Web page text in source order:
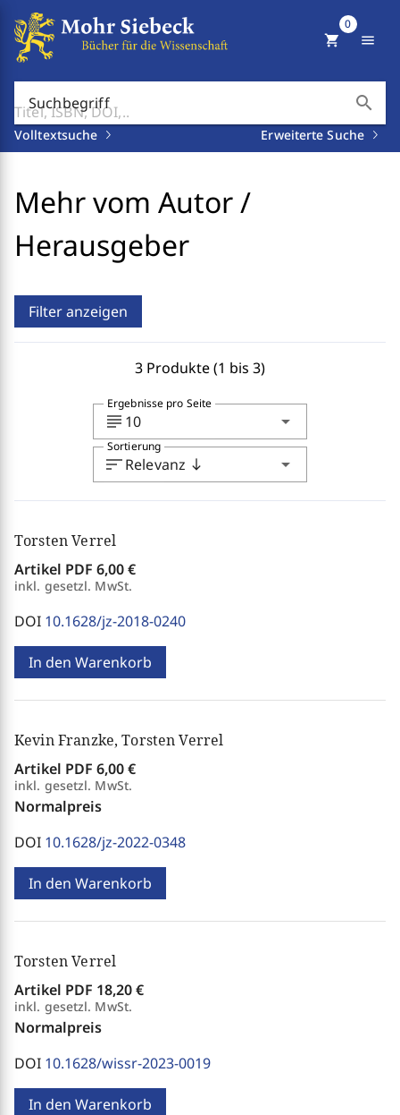
Suchbegriff search
Volltextsuche Erweiterte Suche
shopping_cart
0
menu
Mehr vom Autor /
Herausgeber
Filter anzeigen
3 Produkte (1 bis 3)
subject 10 arrow_drop_down
Ergebnisse pro Seite
sortRelevanz south arrow_drop_down
Sortierung
Torsten Verrel
Artikel PDF 6,00 €
inkl. gesetzl. MwSt.
DOI 10.1628/jz-2018-0240
In den Warenkorb
Kevin Franzke, Torsten Verrel
Artikel PDF 6,00 €
inkl. gesetzl. MwSt.
Normalpreis
DOI 10.1628/jz-2022-0348
In den Warenkorb
Torsten Verrel
Artikel PDF 18,20 €
inkl. gesetzl. MwSt.
Normalpreis
DOI 10.1628/wissr-2023-0019
In den Warenkorb